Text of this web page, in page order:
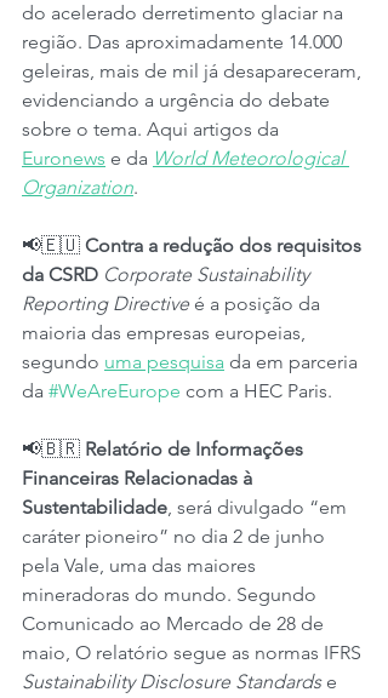
do acelerado derretimento glaciar na
região. Das aproximadamente 14.000
geleiras, mais de mil já desapareceram,
evidenciando a urgência do debate
sobre o tema. Aqui artigos da
Euronews e da World Meteorological
Organization.
📢🇪🇺 Contra a redução dos requisitos
da CSRD Corporate Sustainability
Reporting Directive é a posição da
maioria das empresas europeias,
segundo uma pesquisa da em parceria
da #WeAreEurope com a HEC Paris.
📢🇧🇷 Relatório de Informações
Financeiras Relacionadas à
Sustentabilidade, será divulgado “em
caráter pioneiro” no dia 2 de junho
pela Vale, uma das maiores
mineradoras do mundo. Segundo
Comunicado ao Mercado de 28 de
maio, O relatório segue as normas IFRS
Sustainability Disclosure Standards e